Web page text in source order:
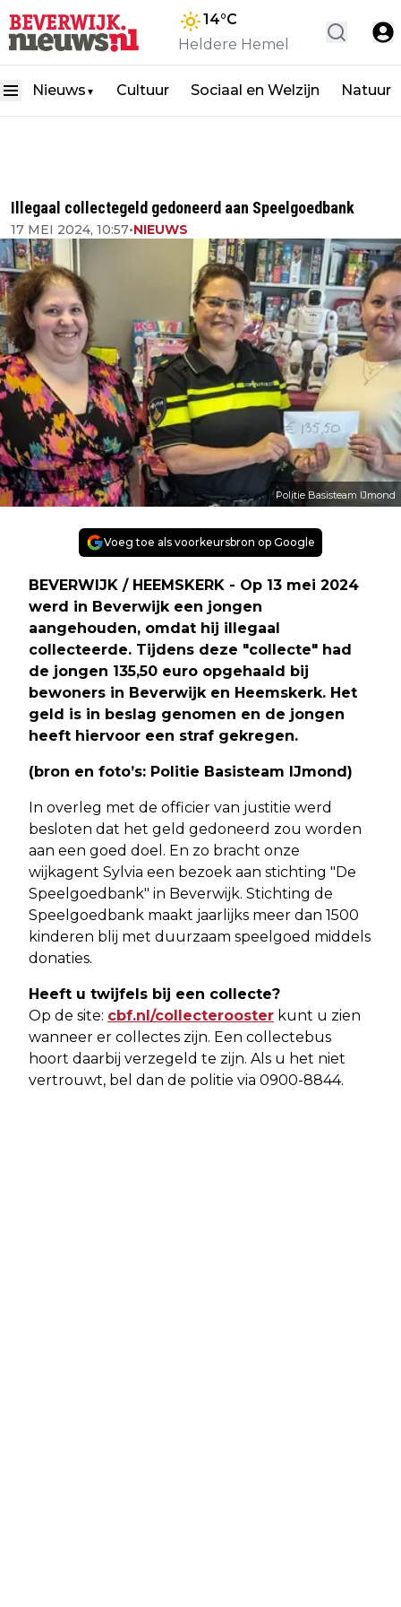
14°C
Heldere Hemel
Nieuws ▼ Cultuur Sociaal en Welzijn Natuur
Illegaal collectegeld gedoneerd aan Speelgoedbank
17 MEI 2024, 10:57•NIEUWS
Politie Basisteam IJmond
Voeg toe als voorkeursbron op Google
BEVERWIJK / HEEMSKERK - Op 13 mei 2024
werd in Beverwijk een jongen
aangehouden, omdat hij illegaal
collecteerde. Tijdens deze "collecte" had
de jongen 135,50 euro opgehaald bij
bewoners in Beverwijk en Heemskerk. Het
geld is in beslag genomen en de jongen
heeft hiervoor een straf gekregen.
(bron en foto’s: Politie Basisteam IJmond)
In overleg met de officier van justitie werd
besloten dat het geld gedoneerd zou worden
aan een goed doel. En zo bracht onze
wijkagent Sylvia een bezoek aan stichting "De
Speelgoedbank" in Beverwijk. Stichting de
Speelgoedbank maakt jaarlijks meer dan 1500
kinderen blij met duurzaam speelgoed middels
donaties.
Heeft u twijfels bij een collecte?
Op de site: cbf.nl/collecterooster kunt u zien
wanneer er collectes zijn. Een collectebus
hoort daarbij verzegeld te zijn. Als u het niet
vertrouwt, bel dan de politie via 0900-8844.